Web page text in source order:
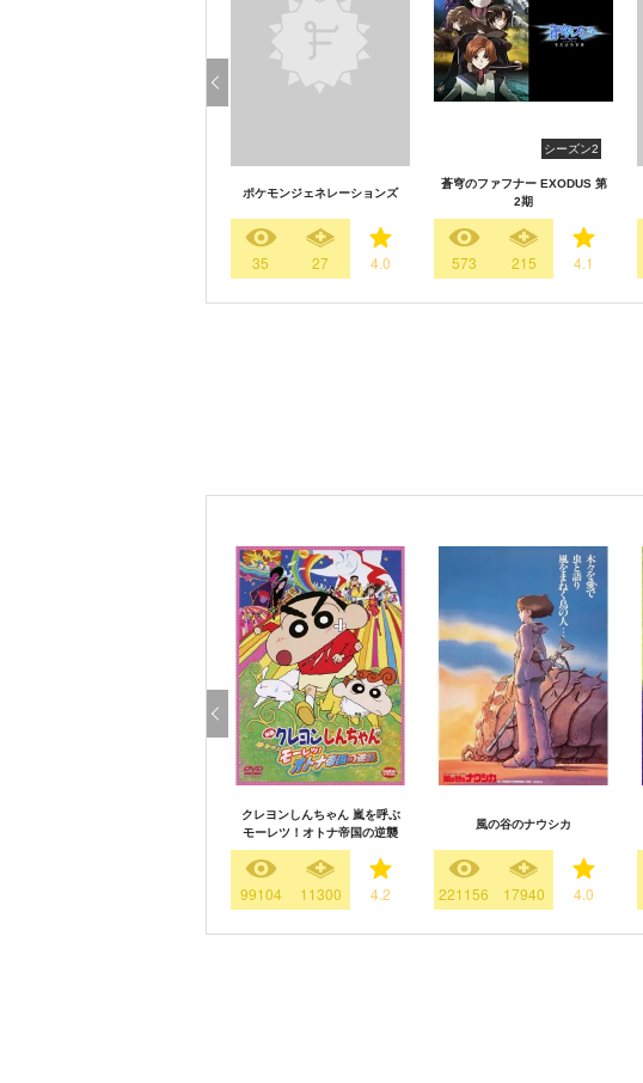
ポケモンジェネレーションズ
35 27 4.0
シーズン2
蒼穹のファフナー EXODUS 第
2期
573 215 4.1
クレヨンしんちゃん 嵐を呼ぶ
モーレツ！オトナ帝国の逆襲
99104 11300 4.2
風の谷のナウシカ
221156 17940 4.0